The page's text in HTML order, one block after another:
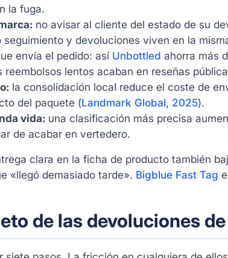
la fuga.
no avisar al cliente del estado de su
seguimiento y devoluciones viven en la
envía el pedido: así Unbottled ahorra más
reembolsos lentos acaban en reseñas
la consolidación local reduce el coste de
del paquete (Landmark Global, 2025).
vida:una clasificación más precisa
de acabar en vertedero.
clara en la ficha de producto también
«llegó demasiado tarde». Bigblue Fast Tag
de las devoluciones